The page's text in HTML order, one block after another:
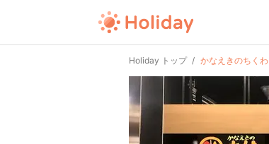
Holiday トップ かなえきのちくわ